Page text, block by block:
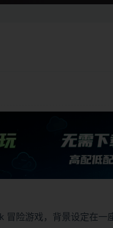
冒险游戏，背景设定在